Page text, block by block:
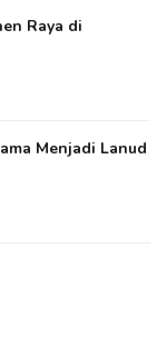
Raya di
Menjadi Lanud